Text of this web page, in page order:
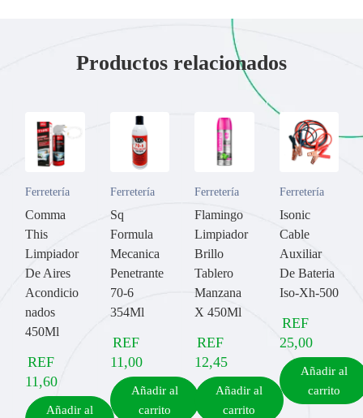
Productos relacionados
Ferretería
Comma
This
Limpiador
De Aires
Acondicio
nados
450Ml
REF
11,60
Añadir al
Ferretería
Sq
Formula
Mecanica
Penetrante
70-6
354Ml
REF
11,00
Añadir al
carrito
Ferretería
Flamingo
Limpiador
Brillo
Tablero
Manzana
X 450Ml
REF
12,45
Añadir al
carrito
Ferretería
Isonic
Cable
Auxiliar
De Bateria
Iso-Xh-500
REF
25,00
Añadir al
carrito